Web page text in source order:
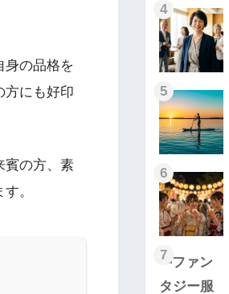
身の品格を
方にも好印
賓の方、素
。
4
5
6
7